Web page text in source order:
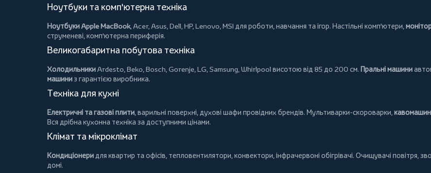
Ноутбуки та комп'ютерна техніка
Ноутбуки Apple MacBook,Acer,Asus,Dell,HP,Lenovo,MSI для роботи, навчання та ігор. Настільні комп'ютери,
струменеві, комп'ютерна периферія.
Великогабаритна побутова техніка
ХолодильникиArdesto,Beko,Bosch,Gorenje,LG,Samsung,Whirlpool висотою від 85 до 200 см. Пральні машини
машиниз гарантією виробника.
Техніка для кухні
Електричні та газові плити, варильні поверхні, духові шафи провідних брендів. Мультиварки-скороварки,
Вся дрібна кухонна техніка за доступними цінами.
Клімат та мікроклімат
Кондиціонеридля квартир та офісів, тепловентилятори,конвектори,інфрачервоні обігрівачі. Очищувачі повітря,
домі.